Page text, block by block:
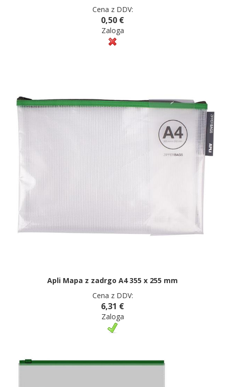
Cena z DDV:
0,50 €
Zaloga
Apli Mapa z zadrgo A4 355 x 255 mm
Cena z DDV:
6,31 €
Zaloga